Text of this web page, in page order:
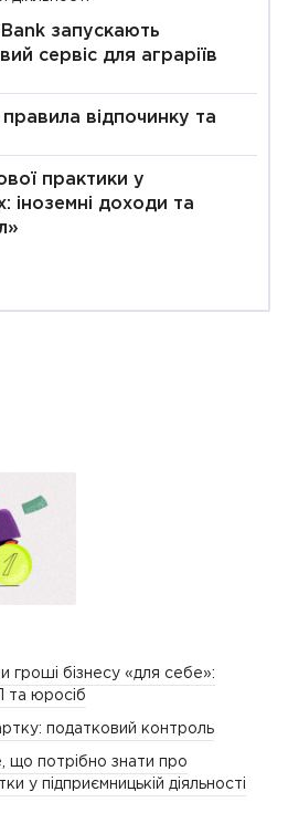
запускають
сервіс для аграріїв
правила відпочинку та
практики у
іноземні доходи та
гроші бізнесу «для себе»:
та юросіб
податковий контроль
що потрібно знати про
у підприємницькій діяльності